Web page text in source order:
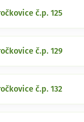
č.p. 125
č.p. 129
č.p. 132